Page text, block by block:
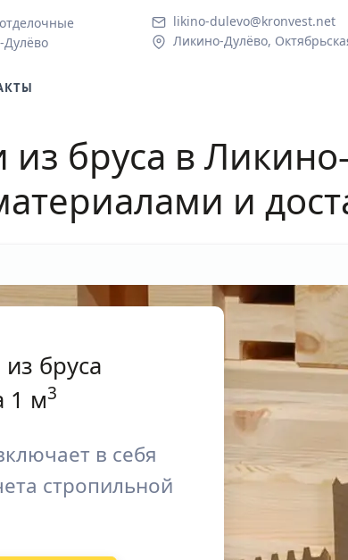
likino-dulevo@kronvest.net
Ликино-Дулёво,
из бруса в
и
бруса
1 м3
в себя
стропильной